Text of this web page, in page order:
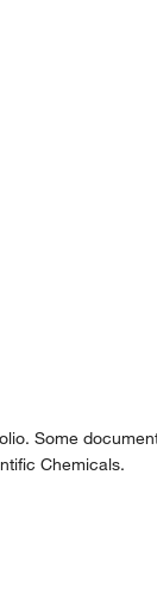
Some
Chemicals.